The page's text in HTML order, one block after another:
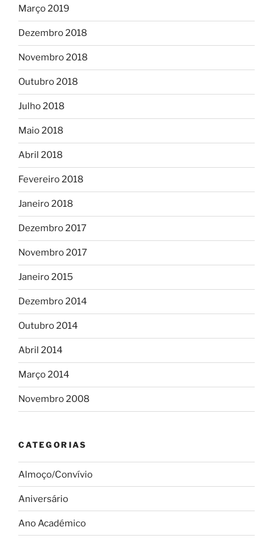
Março 2019
Dezembro 2018
Novembro 2018
Outubro 2018
Julho 2018
Maio 2018
Abril 2018
Fevereiro 2018
Janeiro 2018
Dezembro 2017
Novembro 2017
Janeiro 2015
Dezembro 2014
Outubro 2014
Abril 2014
Março 2014
Novembro 2008
CATEGORIAS
Almoço/Convívio
Aniversário
Ano Académico